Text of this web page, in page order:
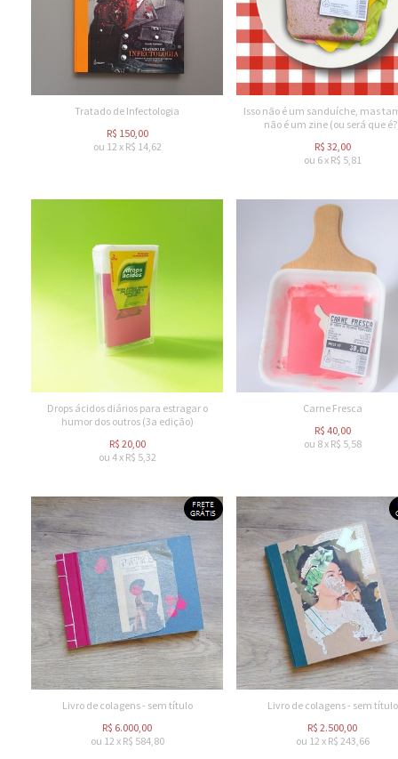
Tratado de Infectologia
R$ 150,00
ou 12 x R$ 14,62
Isso não é um sanduíche, mas
não é um zine (ou será que
R$ 32,00
ou 6x R$ 5,81
Drops ácidos diários para estragar o
humor dos outros (3a edição)
R$ 20,00
ou 4x R$ 5,32
Carne Fresca
R$ 40,00
ou 8x R$ 5,58
Livro de colagens - sem título
R$ 6.000,00
ou 12 x R$ 584,80
Livro de colagens - sem título
R$ 2.500,00
ou 12 x R$ 243,66